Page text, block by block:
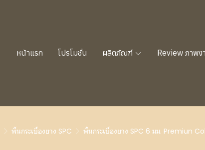
หน้าแรก โปรโมชั่น ผลิตภัณฑ์ Review ภาพง
พื้นกระเบื้องยาง SPC พื้นกระเบื้องยาง SPC 6 มม. Premiun